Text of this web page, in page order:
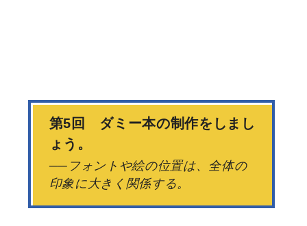
第5回 ダミー本の制作をしまし
ょう。
──フォントや絵の位置は、全体の
印象に大きく関係する。